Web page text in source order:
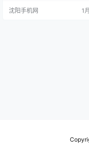
半格胶片机的成像风格和体验
沈阳手机网 1